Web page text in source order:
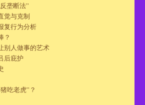
垄断法”
觉与克制
复行为分析
？
别人做事的艺术
后庇护
吃老虎”？